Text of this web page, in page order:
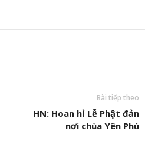
Bài tiếp theo
HN: Hoan hỉ Lễ Phật đản
nơi chùa Yên Phú